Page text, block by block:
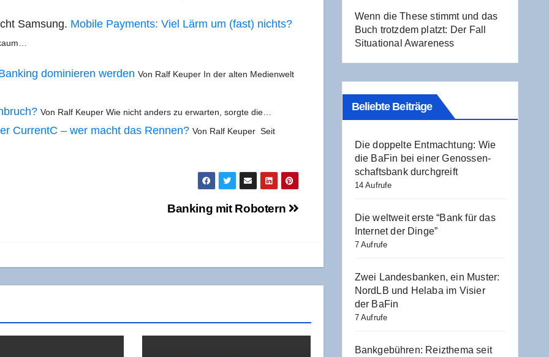
Sam­sung. Mobi­le Pay­ments: Viel Lärm um (fast) nichts?
domi­nie­ren wer­den Von Ralf Keu­per In der alten Medi­en­welt
Von Ralf Keu­per Wie nicht anders zu erwar­ten, sorg­te die…
Cur­rentC – wer macht das Ren­nen? Von Ralf Keu­per Seit
Ban­king mit Robotern
Wenn die The­se stimmt und das
Buch trotz­dem platzt: Der Fall
Situa­tio­nal Awareness
Beliebte Beiträge
Die dop­pel­te Ent­mach­tung: Wie
die BaFin bei einer Genos­sen­
schafts­bank durchgreift
14 Aufrufe
Die welt­weit ers­te “Bank für das
Inter­net der Dinge”
7 Aufrufe
Zwei Lan­des­ban­ken, ein Mus­ter:
NordLB und Hela­ba im Visier
der BaFin
7 Aufrufe
Bank­ge­büh­ren: Reiz­the­ma seit